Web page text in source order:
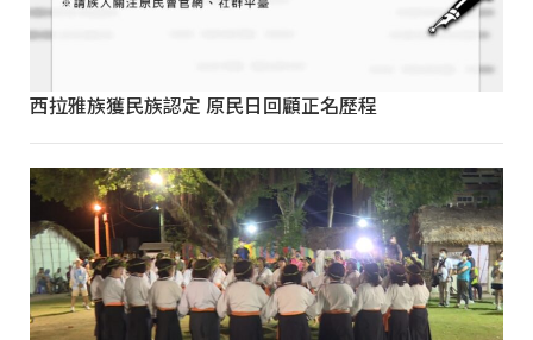
西拉雅族獲民族認定 原民日回顧正名歷程